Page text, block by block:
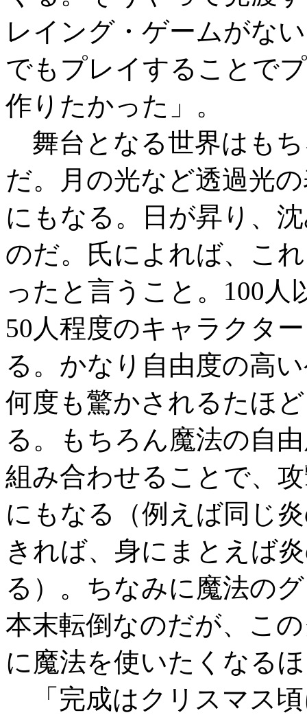
レイング・ゲームがな
でもプレイすることで
作りたかった」。
舞台となる世界はも
だ。月の光など透過光
にもなる。日が昇り、
のだ。氏によれば、こ
ったと言うこと。100
50人程度のキャラクタ
る。かなり自由度の高
何度も驚かされるたほ
る。もちろん魔法の自
組み合わせることで、
にもなる（例えば同じ
きれば、身にまとえば
る）。ちなみに魔法の
本末転倒なのだが、こ
に魔法を使いたくなる
「完成はクリスマス